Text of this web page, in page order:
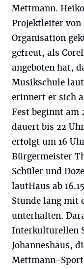
Mettmann.
Projektleiter
Organisation
gefreut, als
angeboten hat,
Musikschule
erinnert er sich
Fest beginnt am
dauert bis 22
erfolgt um 16
Bürgermeister
Schüler und
lautHaus ab
Stunde lang mit
unterhalten.
Interkulturellen
Johanneshaus,
Mettmann-